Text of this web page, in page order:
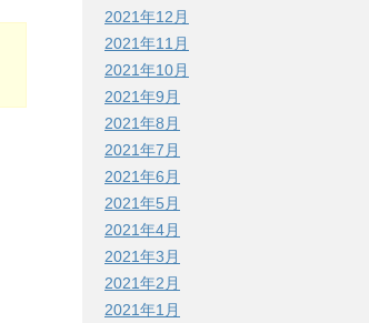
2021年12月
2021年11月
2021年10月
2021年9月
2021年8月
2021年7月
2021年6月
2021年5月
2021年4月
2021年3月
2021年2月
2021年1月